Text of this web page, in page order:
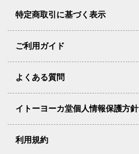
特定商取引に基づく表示
ご利用ガイド
よくある質問
イトーヨーカ堂個人情報保護方針
利用規約